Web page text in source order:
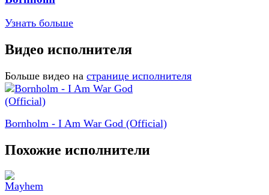
Узнать больше
Видео исполнителя
Больше видео на странице исполнителя
Bornholm - I Am War God (Official)
Похожие исполнители